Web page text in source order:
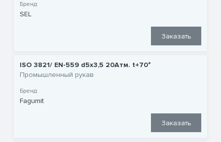
Бренд:
SEL
Заказать
ISO 3821/ EN-559 d5x3,5 20Атм. t+70°
Промышленный рукав
Бренд:
Fagumit
Заказать